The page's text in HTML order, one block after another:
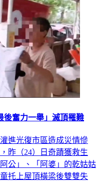
奮力一舉」滅頂罹難
進光復市區造成災情慘
昨（24）日奇蹟獲救生
公」、「阿婆」的乾姑姑
托上屋頂橫梁後雙雙失